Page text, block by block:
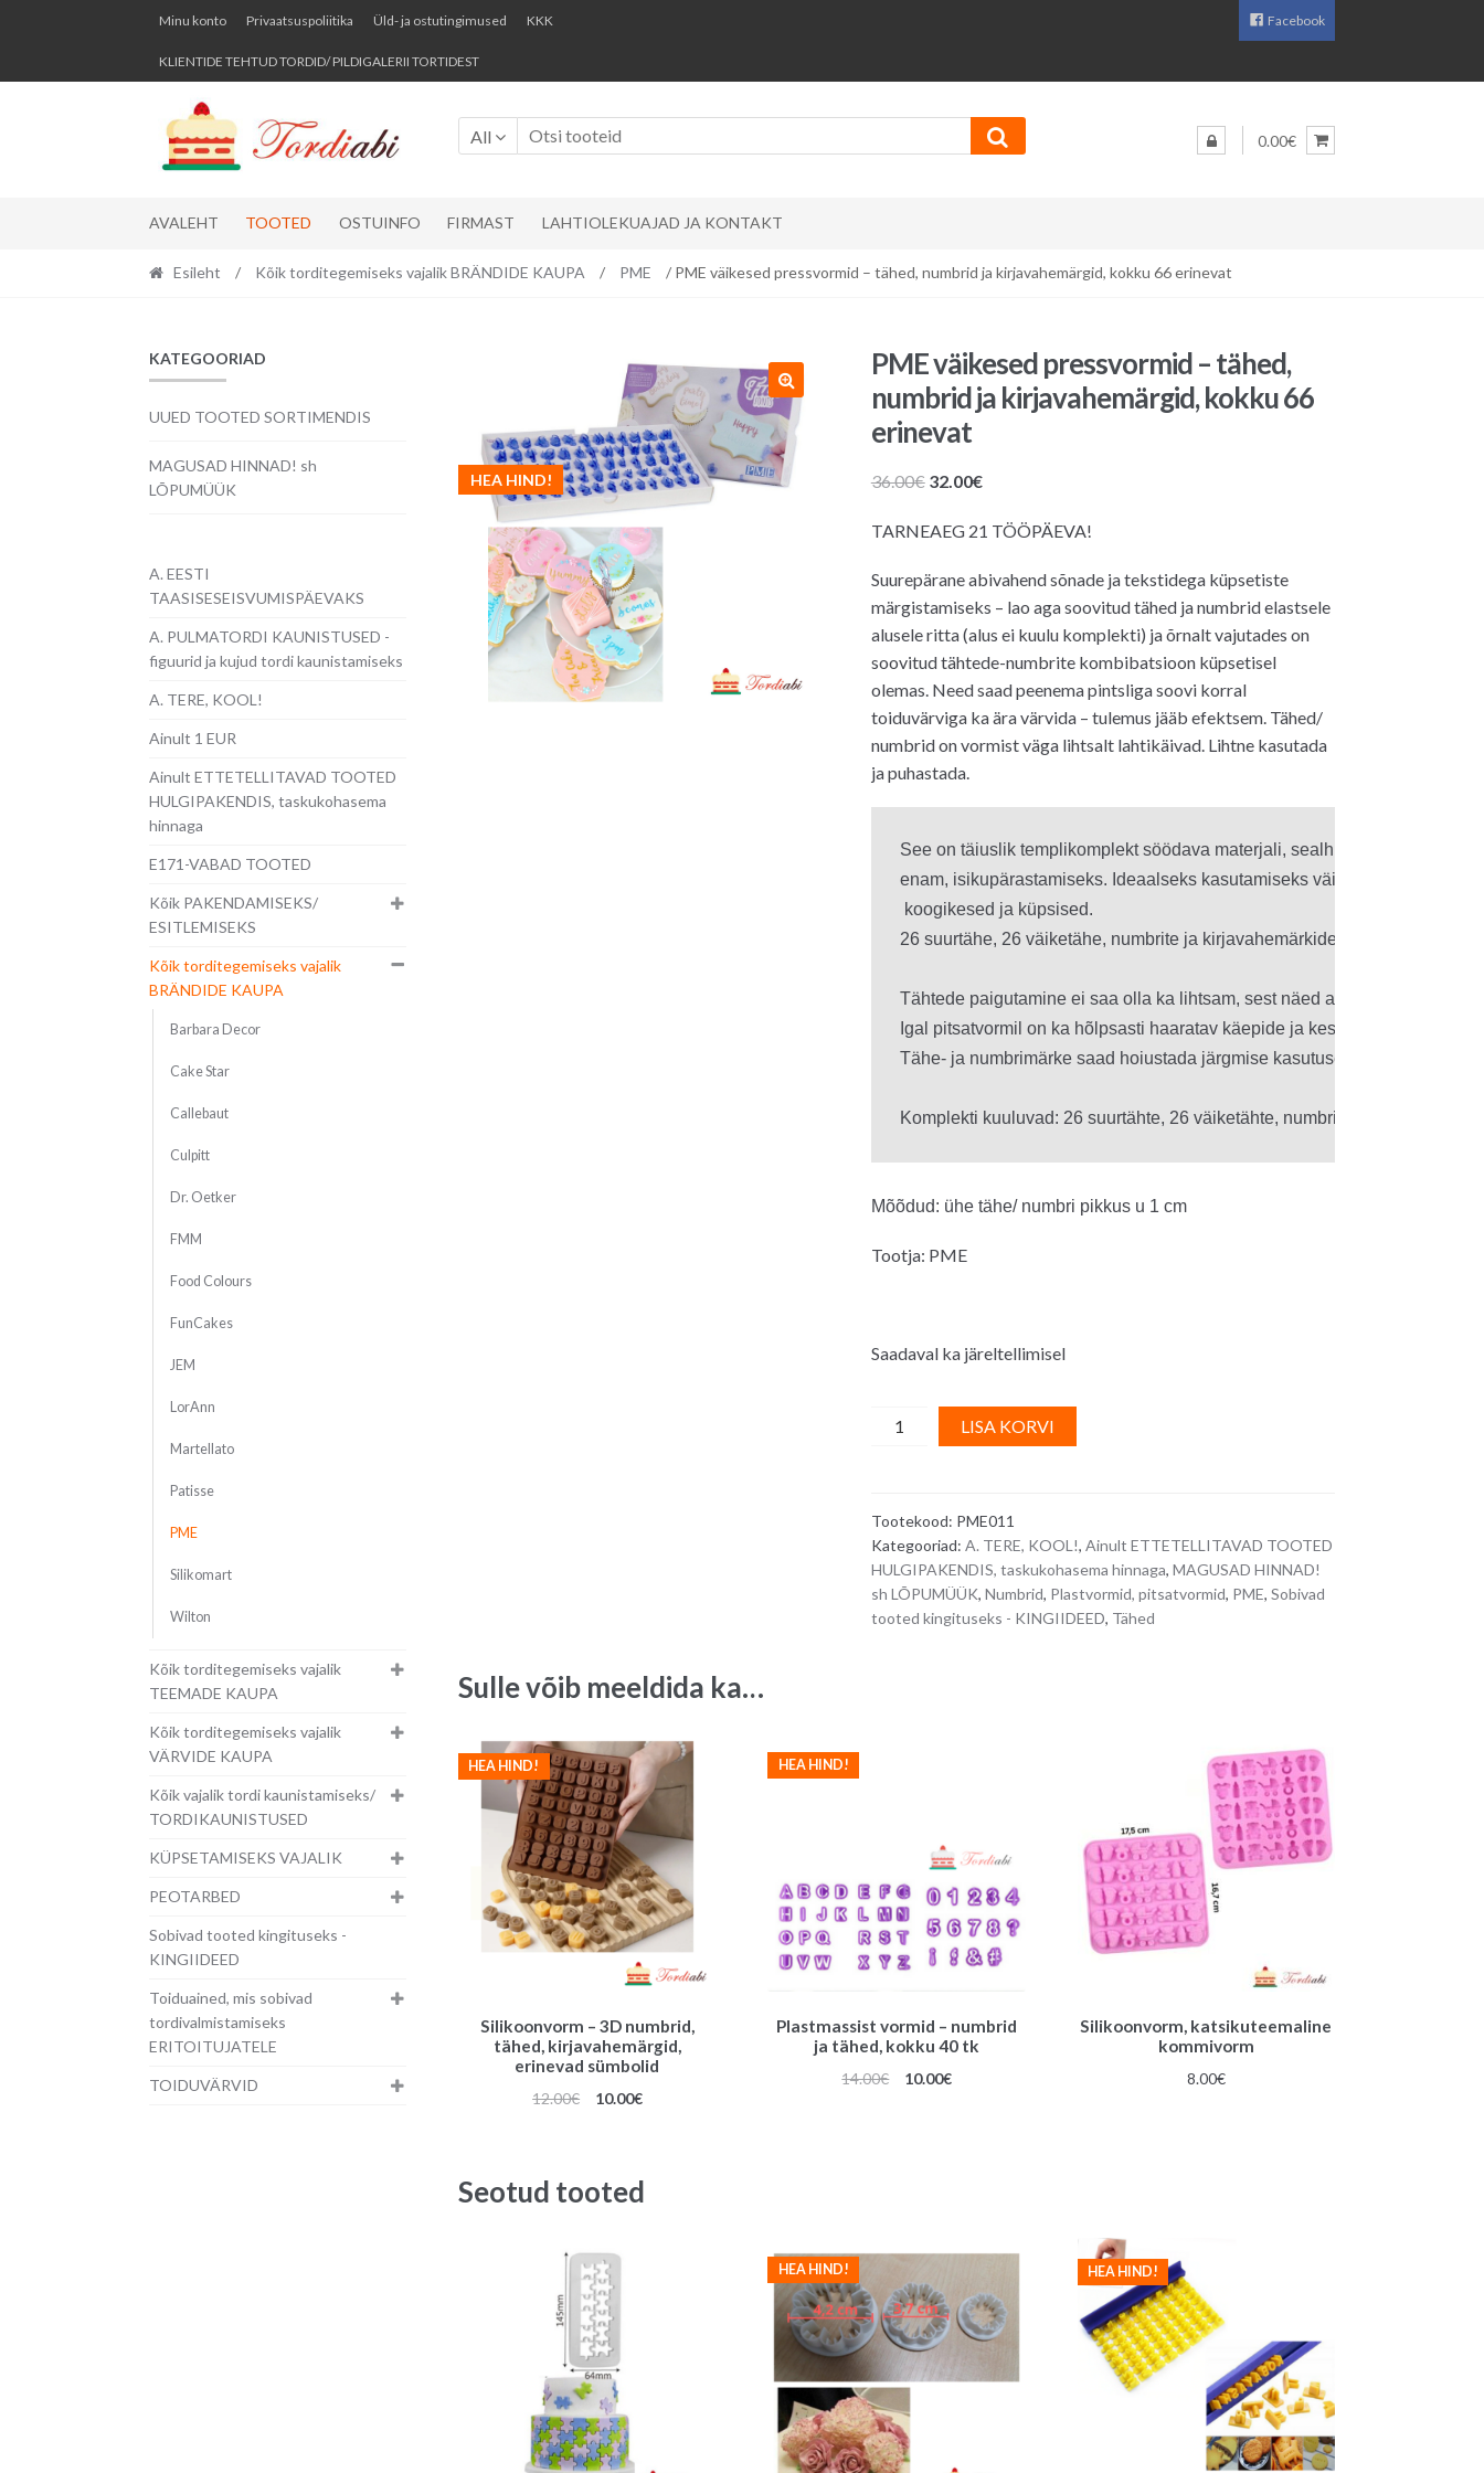
Skip
navigation
Skip
content
Minu konto Privaatsuspoliitika Üld- ja ostutingimused KKK
KLIENTIDE TEHTUD TORDID/ PILDIGALERII TORTIDEST
Facebook
All 0.00€
AVALEHT TOOTED OSTUINFO FIRMAST LAHTIOLEKUAJAD JA KONTAKT
Esileht / Kõik torditegemiseks vajalik BRÄNDIDE KAUPA / PME / PME väikesed pressvormid – tähed, numbrid ja kirjavahemärgid, kokku 66 erinevat
HEA HIND!
PME väikesed pressvormid – tähed,
numbrid ja kirjavahemärgid, kokku 66
erinevat
36.00€ Algne
oli:
32.00€Praegune
on:
TARNEAEG 21 TÖÖPÄEVA!
Suurepärane abivahend sõnade ja tekstidega küpsetiste
märgistamiseks – lao aga soovitud tähed ja numbrid elastsele
alusele ritta (alus ei kuulu komplekti) ja õrnalt vajutades on
soovitud tähtede-numbrite kombibatsioon küpsetisel
olemas. Need saad peenema pintsliga soovi korral
toiduvärviga ka ära värvida – tulemus jääb efektsem. Tähed/
numbrid on vormist väga lihtsalt lahtikäivad. Lihtne kasutada
ja puhastada.
See on täiuslik templikomplekt söödava materjali, sealhulgas
enam, isikupärastamiseks. Ideaalseks kasutamiseks väiksematel
koogikesed ja küpsised.
26 suurtähe, 26 väiketähe, numbrite ja kirjavahemärkidega on võimalused
Tähtede paigutamine ei saa olla ka lihtsam, sest näed aluspinda läbi
Igal pitsatvormil on ka hõlpsasti haaratav käepide ja keskjoon, nii tuleb
Tähe- ja numbrimärke saad hoiustada järgmise kasutuseni korrastatult
Mõõdud: ühe tähe/ numbri pikkus u 1 cm
Tootja: PME
Saadaval ka järeltellimisel
PME
väikesed
tähed,
numbrid
ja
kirjavahemärgid,
LISA KORVI
l
n
a
t
Tootekood: PME011
Kategooriad: A. TERE, KOOL!, Ainult ETTETELLITAVAD TOOTED
HULGIPAKENDIS, taskukohasema hinnaga, MAGUSAD HINNAD!
sh LÕPUMÜÜK, Numbrid, Plastvormid, pitsatvormid, PME, Sobivad
tooted kingituseks - KINGIIDEED, Tähed
Sulle võib meeldida ka…
Silikoonvorm – 3D numbrid,
tähed, kirjavahemärgid,
erinevad sümbolid
HEA HIND!
12.00€
Algne
10.00€Praegune
Plastmassist vormid – numbrid
ja tähed, kokku 40 tk
HEA HIND!
14.00€
Algne
10.00€Praegune
Silikoonvorm, katsikuteemaline
kommivorm
8.00€
Seotud tooted
HEA HIND! HEA HIND!
KATEGOORIAD
UUED TOOTED SORTIMENDIS
MAGUSAD HINNAD! sh
LÕPUMÜÜK
A. EESTI
TAASISESEISVUMISPÄEVAKS
A. PULMATORDI KAUNISTUSED -
figuurid ja kujud tordi kaunistamiseks
A. TERE, KOOL!
Ainult 1 EUR
Ainult ETTETELLITAVAD TOOTED
HULGIPAKENDIS, taskukohasema
hinnaga
E171-VABAD TOOTED
Kõik PAKENDAMISEKS/
ESITLEMISEKS
Kõik torditegemiseks vajalik
BRÄNDIDE KAUPA
Barbara Decor
Cake Star
Callebaut
Culpitt
Dr. Oetker
FMM
Food Colours
FunCakes
JEM
LorAnn
Martellato
Patisse
PME
Silikomart
Wilton
Kõik torditegemiseks vajalik
TEEMADE KAUPA
Kõik torditegemiseks vajalik
VÄRVIDE KAUPA
Kõik vajalik tordi kaunistamiseks/
TORDIKAUNISTUSED
KÜPSETAMISEKS VAJALIK
PEOTARBED
Sobivad tooted kingituseks -
KINGIIDEED
Toiduained, mis sobivad
tordivalmistamiseks
ERITOITUJATELE
TOIDUVÄRVID